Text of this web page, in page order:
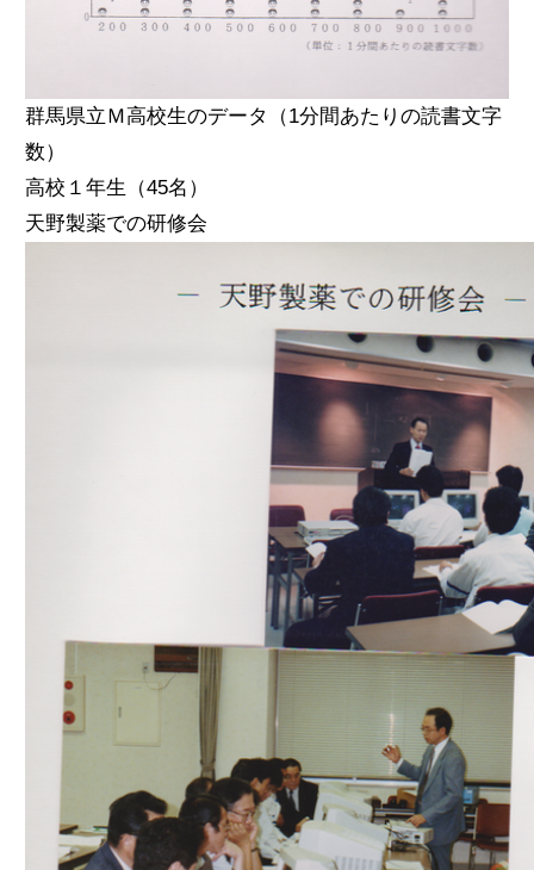
群馬県立Ｍ高校生のデータ（1分間あたりの読書文字
数）
高校１年生（45名）
天野製薬での研修会